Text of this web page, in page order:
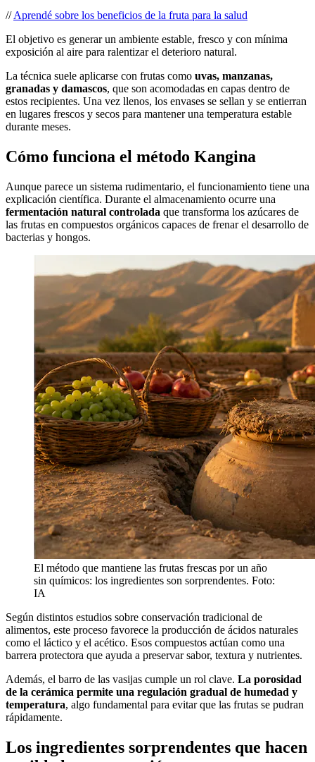
//Aprendé sobre los beneficios de la fruta para la salud
El objetivo es generar un ambiente estable, fresco y con mínima
exposición al aire para ralentizar el deterioro natural.
La técnica suele aplicarse con frutas como uvas, manzanas,
granadas y damascos, que son acomodadas en capas dentro de
estos recipientes. Una vez llenos, los envases se sellan y se entierran
en lugares frescos y secos para mantener una temperatura estable
durante meses.
Cómo funciona el método Kangina
Aunque parece un sistema rudimentario, el funcionamiento tiene una
explicación científica. Durante el almacenamiento ocurre una
fermentación natural controlada que transforma los azúcares de
las frutas en compuestos orgánicos capaces de frenar el desarrollo de
bacterias y hongos.
El método que mantiene las frutas frescas por un año
sin químicos: los ingredientes son sorprendentes. Foto:
IA
Según distintos estudios sobre conservación tradicional de
alimentos, este proceso favorece la producción de ácidos naturales
como el láctico y el acético. Esos compuestos actúan como una
barrera protectora que ayuda a preservar sabor, textura y nutrientes.
Además, el barro de las vasijas cumple un rol clave. La porosidad
de la cerámica permite una regulación gradual de humedad y
temperatura, algo fundamental para evitar que las frutas se pudran
rápidamente.
Los ingredientes sorprendentes que hacen